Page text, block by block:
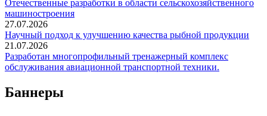
Отечественные разработки в области сельскохозяйственного
машиностроения
27.07.2026
Научный подход к улучшению качества рыбной продукции
21.07.2026
Разработан многопрофильный тренажерный комплекс
обслуживания авиационной транспортной техники.
Баннеры